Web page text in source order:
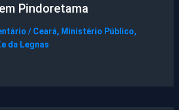
Pindoretama
/ Ceará, Ministério Público,
da Legnas